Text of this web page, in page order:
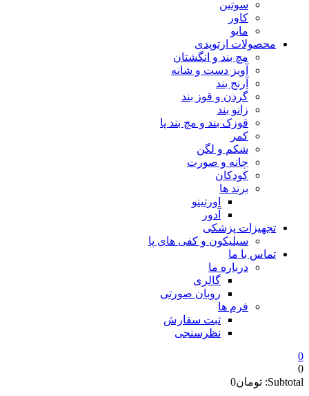
سوتین
کاور
مایو
محصولات ارتوپدی
مچ بند و انگشتان
آویز دست و شانه
آرنج بند
گردن و قوز بند
زانو بند
قوزک بند و مچ بند پا
کمر
شکم و لگن
چانه و صورت
کودکان
برند ها
اورتینو
آدور
تجهیزات پزشکی
سیلیکون و کفی های پا
تماس با ما
درباره ما
گالری
روبان صورتی
فرم ها
ثبت سفارش
نظرسنجی
0
0
Subtotal: تومان0